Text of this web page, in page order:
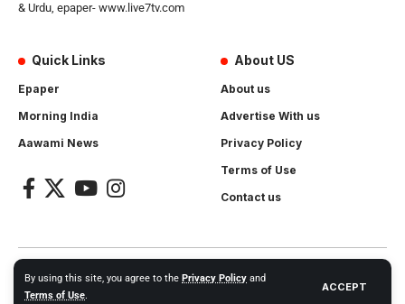
By using this site, you agree to the Privacy Policy and
Terms of Use.
ACCEPT
& Urdu, epaper- www.live7tv.com
Quick Links
Epaper
Morning India
Aawami News
About US
About us
Advertise With us
Privacy Policy
Terms of Use
Contact us
2024- All Rights Reserved.Live 7 tv. Website Created by and